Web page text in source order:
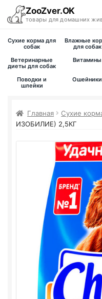
ZooZver.OK
товары для домашних
На главную
Вакансии
Сухие корма для
собак
Влажные
для собак
Ветеринарные
диеты для собак
Витамины
Поводки и
шлейки
Ошейники
Главная Сухие
ИЗОБИЛИЕ) 2,5КГ